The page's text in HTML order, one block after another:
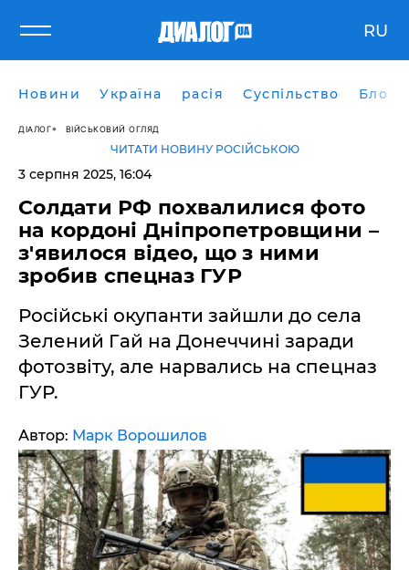
RU
Новини Україна расія Суспільство Блоги
ДІАЛОГ ВІЙСЬКОВИЙ ОГЛЯД
ЧИТАТИ НОВИНУ РОСІЙСЬКОЮ
3 серпня 2025, 16:04
Солдати РФ похвалилися фото
на кордоні Дніпропетровщини –
з'явилося відео, що з ними
зробив спецназ ГУР
Російські окупанти зайшли до села
Зелений Гай на Донеччині заради
фотозвіту, але нарвались на спецназ
ГУР.
Автор: Марк Ворошилов